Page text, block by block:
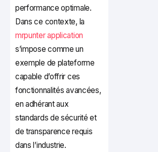
performance optimale.
Dans ce contexte, la
mrpunter application
s’impose comme un
exemple de plateforme
capable d’offrir ces
fonctionnalités avancées,
en adhérant aux
standards de sécurité et
de transparence requis
dans l’industrie.